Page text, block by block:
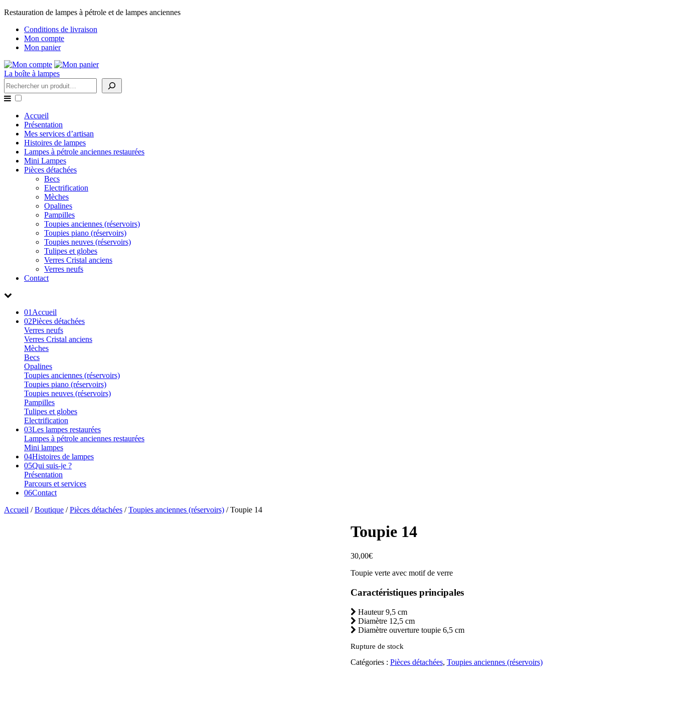
Restauration de lampes à pétrole et de lampes anciennes
Conditions de livraison
Mon compte
Mon panier
La boîte à lampes
Rechercher
Accueil
Présentation
Mes services d’artisan
Histoires de lampes
Lampes à pétrole anciennes restaurées
Mini Lampes
Pièces détachées
Becs
Electrification
Mèches
Opalines
Pampilles
Toupies anciennes (réservoirs)
Toupies piano (réservoirs)
Toupies neuves (réservoirs)
Tulipes et globes
Verres Cristal anciens
Verres neufs
Contact
01 Accueil
02Pièces détachées
Verres neufs
Verres Cristal anciens
Mèches
Becs
Opalines
Toupies anciennes (réservoirs)
Toupies piano (réservoirs)
Toupies neuves (réservoirs)
Pampilles
Tulipes et globes
Electrification
03Les lampes restaurées
Lampes à pétrole anciennes restaurées
Mini lampes
04Histoires de lampes
05Qui suis-je ?
Présentation
Parcours et services
06Contact
Accueil /Boutique /Pièces détachées /Toupies anciennes (réservoirs) / Toupie 14
Toupie 14
30,00€
Toupie verte avec motif de verre
Caractéristiques principales
Hauteur 9,5 cm
Diamètre 12,5 cm
Diamètre ouverture toupie 6,5 cm
Rupture de stock
Catégories : Pièces détachées, Toupies anciennes (réservoirs)